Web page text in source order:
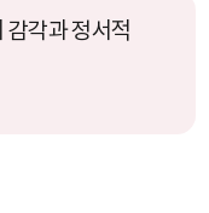
각과 정서적